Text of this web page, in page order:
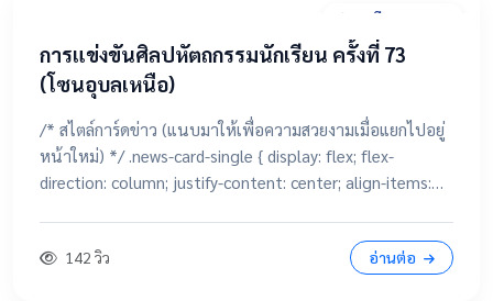
28 มีนาคม 2569
การแข่งขันศิลปหัตถกรรมนักเรียน ครั้งที่ 73
(โซนอุบลเหนือ)
/* สไตล์การ์ดข่าว (แนบมาให้เพื่อความสวยงามเมื่อแยกไปอยู่
หน้าใหม่) */ .news-card-single { display: flex; flex-
direction: column; justify-content: center; align-items:
!important; transition: all 0.3s ease; text-align: center;
142 วิว อ่านต่อ